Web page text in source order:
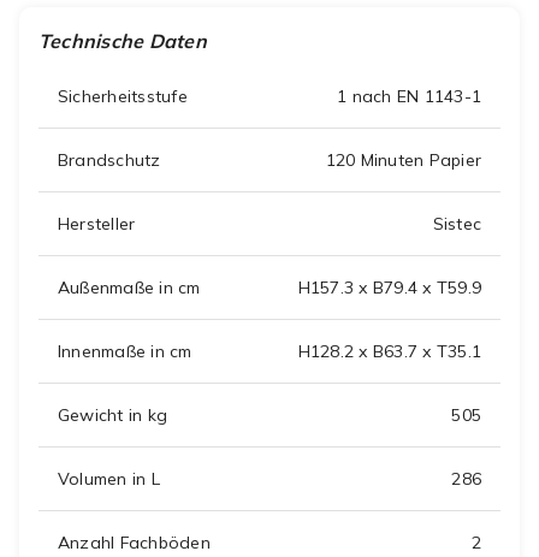
Technische Daten
Sicherheitsstufe 1 nach EN 1143-1
Brandschutz 120 Minuten Papier
Hersteller Sistec
Außenmaße in cm H157.3 x B79.4 x T59.9
Innenmaße in cm H128.2 x B63.7 x T35.1
Gewicht in kg 505
Volumen in L 286
Anzahl Fachböden 2